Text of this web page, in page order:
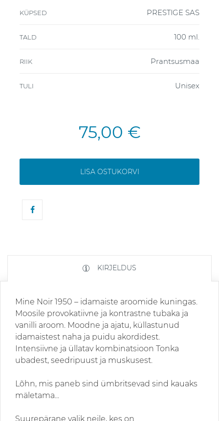
KÜPSED PRESTIGE SAS
TALD 100 ml.
RIIK Prantsusmaa
TULI Unisex
75,00 €
LISA OSTUKORVI
KIRJELDUS
Mine Noir 1950 – idamaiste aroomide kuningas.
Moosile provokatiivne ja kontrastne tubaka ja
vanilli aroom. Moodne ja ajatu, küllastunud
idamaistest naha ja puidu akordidest.
Intensiivne ja üllatav kombinatsioon Tonka
ubadest, seedripuust ja muskusest.
Lõhn, mis paneb sind ümbritsevad sind kauaks
mäletama...
Suurepärane valik neile, kes on